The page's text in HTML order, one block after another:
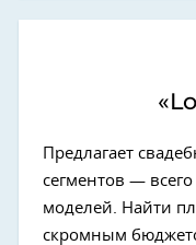
Предлагает
сегментов — всего
моделей. Найти
скромным